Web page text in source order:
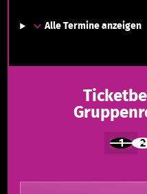
Alle Termine anzeigen
1 2